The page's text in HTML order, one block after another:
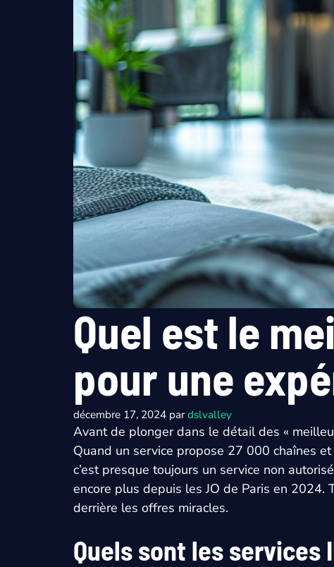
Quel est le
pour une
décembre 17, 2024 pardslvalley
Avant de plonger dans le détail des «
Quand un service propose 27 000 chaînes
c’est presque toujours un service non
encore plus depuis les JO de Paris en 2024.
derrière les offres miracles.
Quels sont les services